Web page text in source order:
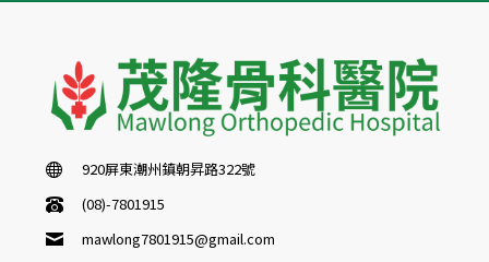
920屏東潮州鎮朝昇路322號
(08)-7801915
mawlong7801915@gmail.com